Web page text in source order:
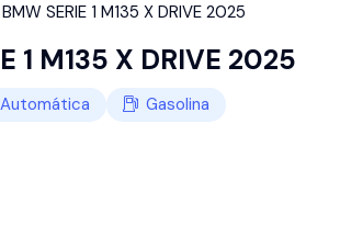
BMW SERIE 1 M135 X DRIVE 2025
1 M135 X DRIVE 2025
Automática Gasolina